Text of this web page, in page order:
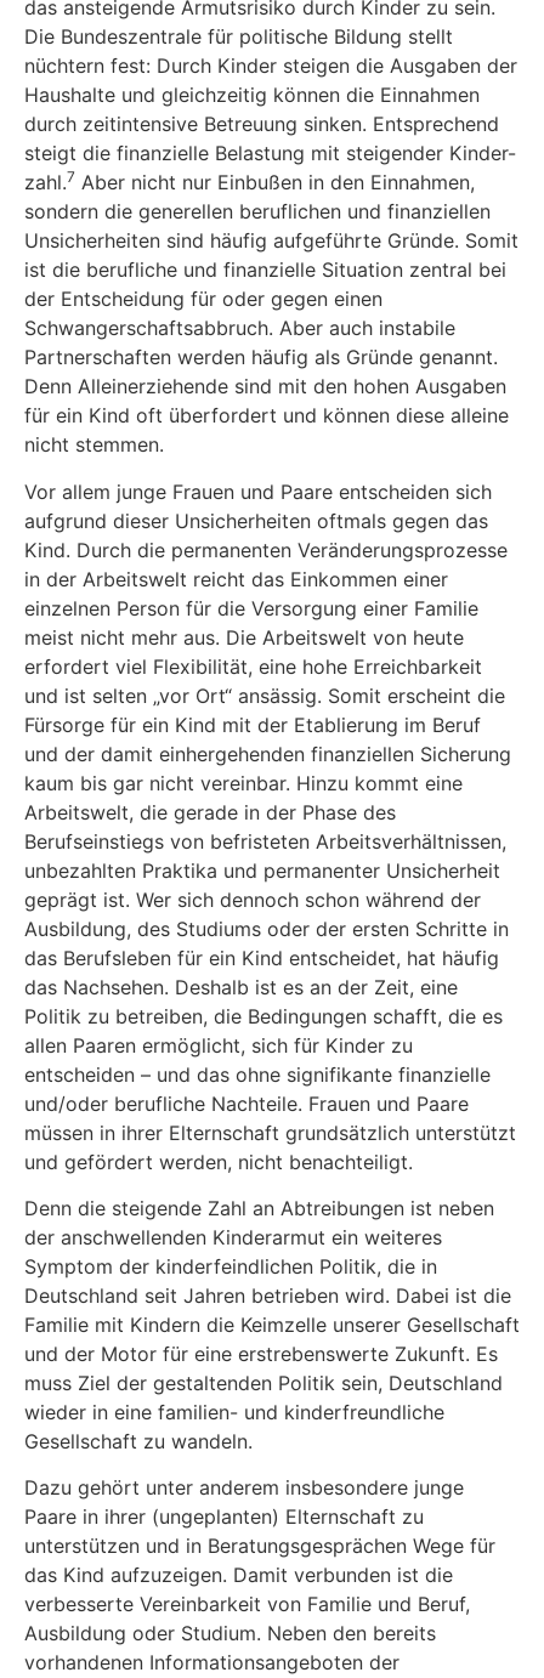
das ansteigende Armutsrisiko durch Kinder zu sein.
Die Bundeszentrale für politische Bildung stellt
nüchtern fest: Durch Kinder steigen die Ausgaben der
Haushalte und gleichzeitig können die Einnahmen
durch zeitinten­sive Betreuung sinken. Entsprechend
steigt die finanzielle Belastung mit steigender Kinder-
zahl.7 Aber nicht nur Einbußen in den Einnahmen,
sondern die generellen beruflichen und finanziellen
Unsicherheiten sind häufig aufgeführte Gründe. Somit
ist die berufliche und finan­zielle Situation zentral bei
der Entscheidung für oder gegen einen
Schwangerschaftsabbruch. Aber auch instabile
Partnerschaften werden häufig als Gründe genannt.
Denn Alleinerzie­hende sind mit den hohen Ausgaben
für ein Kind oft überfordert und können diese alleine
nicht stemmen.
Vor allem junge Frauen und Paare entscheiden sich
aufgrund dieser Unsicherheiten oftmals gegen das
Kind. Durch die permanenten Veränderungsprozesse
in der Arbeitswelt reicht das Einkommen einer
einzelnen Person für die Versorgung einer Familie
meist nicht mehr aus. Die Arbeitswelt von heute
erfordert viel Flexibilität, eine hohe Erreichbarkeit
und ist selten „vor Ort“ ansässig. Somit erscheint die
Fürsorge für ein Kind mit der Etablierung im Beruf
und der damit einhergehenden finanziellen Sicherung
kaum bis gar nicht vereinbar. Hinzu kommt eine
Arbeitswelt, die gerade in der Phase des
Berufseinstiegs von befristeten Arbeitsverhältnissen,
unbezahlten Praktika und permanenter Unsicherheit
geprägt ist. Wer sich dennoch schon wäh­rend der
Ausbildung, des Studiums oder der ersten Schritte in
das Berufsleben für ein Kind entscheidet, hat häufig
das Nachsehen. Deshalb ist es an der Zeit, eine
Politik zu betreiben, die Bedingungen schafft, die es
allen Paaren ermöglicht, sich für Kinder zu
entscheiden – und das ohne signifikante finanzielle
und/oder berufliche Nachteile. Frauen und Paare
müssen in ihrer Elternschaft grundsätzlich unterstützt
und gefördert werden, nicht benachteiligt.
Denn die steigende Zahl an Abtreibungen ist neben
der anschwellenden Kinderarmut ein wei­teres
Symptom der kinderfeindlichen Politik, die in
Deutschland seit Jahren betrieben wird. Dabei ist die
Familie mit Kindern die Keimzelle unserer Gesellschaft
und der Motor für eine erstrebenswerte Zukunft. Es
muss Ziel der gestaltenden Politik sein, Deutschland
wieder in eine familien- und kinderfreundliche
Gesellschaft zu wandeln.
Dazu gehört unter anderem insbesondere junge
Paare in ihrer (ungeplanten) Elternschaft zu
unterstützen und in Beratungsgesprächen Wege für
das Kind aufzuzeigen. Damit verbunden ist die
verbesserte Vereinbarkeit von Familie und Beruf,
Ausbildung oder Studium. Neben den bereits
vorhandenen Informationsangeboten der